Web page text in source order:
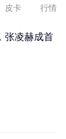
皮卡 行情
张凌赫成首